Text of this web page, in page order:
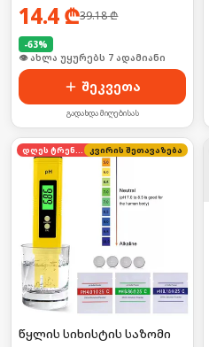
14.4₾39.18₾
-63%
🛒 ბოლო 24სთ-ში იყიდა 13-მა
შეკვეთა
გადახდა მიღებისას
დღეს ტრენდში კვირის შეთავაზება
წყლის სიხისტის საზომი